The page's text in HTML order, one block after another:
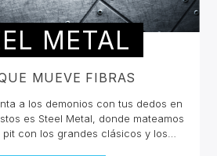
METAL
MUEVE FIBRAS
a los demonios con tus dedos en
es Steel Metal, donde mateamos
con los grandes clásicos y los